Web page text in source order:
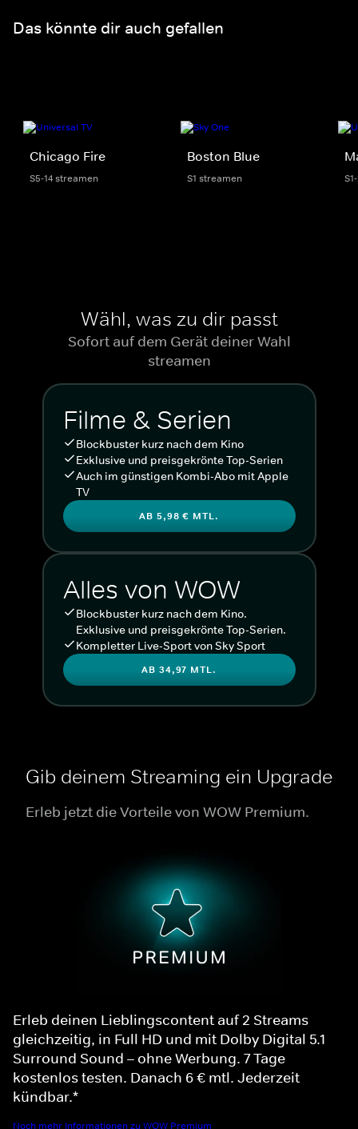
Das könnte dir auch gefallen
Chicago Fire
S5-14 streamen
Boston Blue
S1 streamen
Wähl, was zu dir passt
Sofort auf dem Gerät deiner Wahl
streamen
Filme & Serien
Blockbuster kurz nach dem Kino
Exklusive und preisgekrönte Top-Serien
Auch im günstigen Kombi-Abo mit Apple
TV
AB 5,98 € MTL.
Alles von WOW
Blockbuster kurz nach dem Kino.
Exklusive und preisgekrönte Top-Serien.
Kompletter Live-Sport von Sky Sport
AB 34,97 MTL.
Gib deinem Streaming ein Upgrade
Erleb jetzt die Vorteile von WOW Premium.
Erleb deinen Lieblingscontent auf 2 Streams
gleichzeitig, in Full HD und mit Dolby Digital 5.1
Surround Sound – ohne Werbung. 7 Tage
kostenlos testen. Danach 6 € mtl. Jederzeit
kündbar.*
Noch mehr Informationen zu WOW Premium